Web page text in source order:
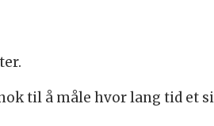
til å måle hvor lang tid et